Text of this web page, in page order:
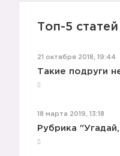
Топ-5
21 октября 2018, 19:44
Такие подруги
18 марта 2019, 13:18
Рубрика